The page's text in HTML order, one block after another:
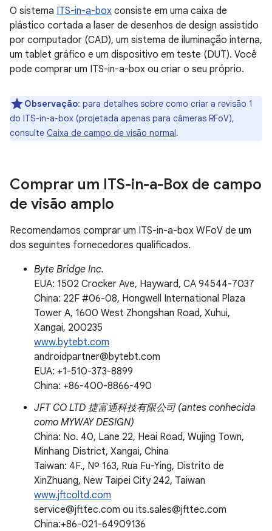
O sistema ITS-in-a-box consiste em uma caixa de
plástico cortada a laser de desenhos de design assistido
por computador (CAD), um sistema de iluminação interna,
um tablet gráfico e um dispositivo em teste (DUT). Você
pode comprar um ITS-in-a-box ou criar o seu próprio.
Observação: para detalhes sobre como criar a revisão 1
do ITS-in-a-box (projetada apenas para câmeras RFoV),
consulte Caixa de campo de visão normal.
Comprar um ITS-in-a-Box de campo
de visão amplo
Recomendamos comprar um ITS-in-a-box WFoV de um
dos seguintes fornecedores qualificados.
Byte Bridge Inc.
EUA: 1502 Crocker Ave, Hayward, CA 94544-7037
China: 22F #06-08, Hongwell International Plaza
Tower A, 1600 West Zhongshan Road, Xuhui,
Xangai, 200235
www.bytebt.com
androidpartner@bytebt.com
EUA: +1-510-373-8899
China: +86-400-8866-490
JFT CO LTD 捷富通科技有限公司 (antes conhecida
como MYWAY DESIGN)
China: No. 40, Lane 22, Heai Road, Wujing Town,
Minhang District, Xangai, China
Taiwan: 4F., Nº 163, Rua Fu-Ying, Distrito de
XinZhuang, New Taipei City 242, Taiwan
www.jftcoltd.com
service@jfttec.com ou its.sales@jfttec.com
China:+86-021-64909136